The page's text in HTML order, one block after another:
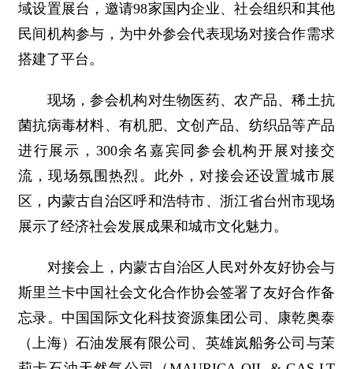
域设置展台，邀请98家国内企业、社会组织和其他
民间机构参与，为中外参会代表现场对接合作需求
搭建了平台。
现场，参会机构对生物医药、农产品、稀土抗
菌抗病毒材料、有机肥、文创产品、纺织品等产品
进行展示，300余名嘉宾同参会机构开展对接交
流，现场氛围热烈。此外，对接会还设置城市展
区，内蒙古自治区呼和浩特市、浙江省台州市现场
展示了经济社会发展成果和城市文化魅力。
对接会上，内蒙古自治区人民对外友好协会与
斯里兰卡中国社会文化合作协会签署了友好合作备
忘录。中国国际文化科技资源集团公司、康乾奥泰
（上海）石油发展有限公司、英雄岚船务公司与茉